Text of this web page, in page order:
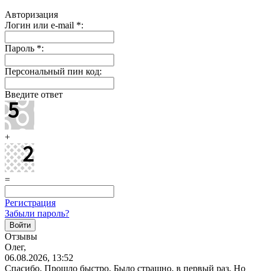
Авторизация
Логин или e-mail *:
Пароль *:
Персональный пин код:
Введите ответ
+
=
Регистрация
Забыли пароль?
Отзывы
Олег,
06.08.2026, 13:52
Спасибо. Прошло быстро. Было страшно, в первый раз. Но